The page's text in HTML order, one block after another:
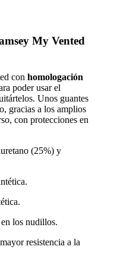
My Vented
con homologación
poder usar el
Unos guantes
gracias a los amplios
con protecciones en
(25%) y
los nudillos.
resistencia a la